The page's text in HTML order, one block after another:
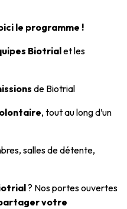
le programme !
Biotrialet les
de Biotrial
, tout au long d’un
salles de détente,
? Nos portes ouvertes
votre